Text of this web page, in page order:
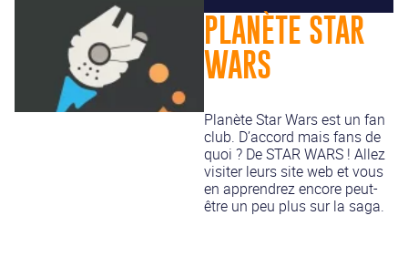
PLANÈTE STAR
WARS
Planète Star Wars est un fan
club. D’accord mais fans de
quoi ? De STAR WARS ! Allez
visiter leurs site web et vous
en apprendrez encore peut-
être un peu plus sur la saga.